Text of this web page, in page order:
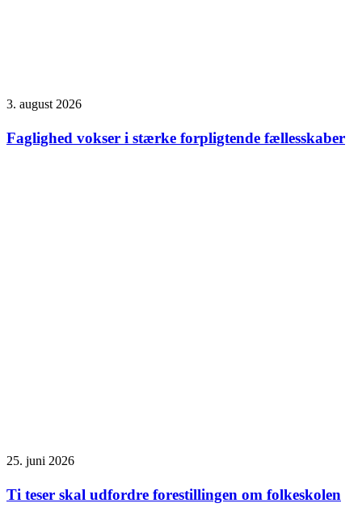
3. august 2026
Faglighed vokser i stærke forpligtende fællesskaber
25. juni 2026
Ti teser skal udfordre forestillingen om folkeskolen